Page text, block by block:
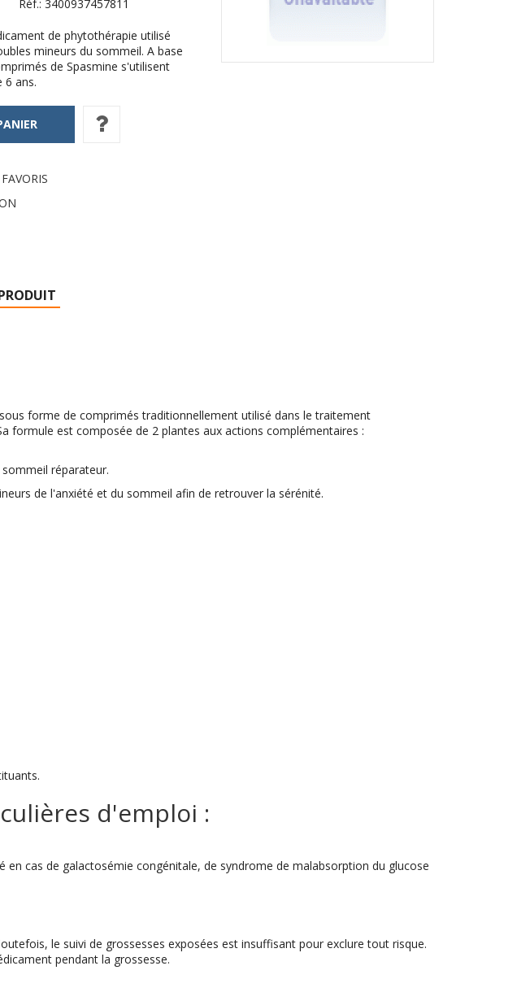
Réf.: 3400937457811
de phytothérapie utilisé
mineurs du sommeil. A base
de Spasmine s'utilisent
6 ans.
forme de comprimés traditionnellement utilisé dans le traitement
formule est composée de 2 plantes aux actions complémentaires :
réparateur.
de l'anxiété et du sommeil afin de retrouver la sérénité.
d'emploi :
cas de galactosémie congénitale, de syndrome de malabsorption du glucose
le suivi de grossesses exposées est insuffisant pour exclure tout risque.
pendant la grossesse.